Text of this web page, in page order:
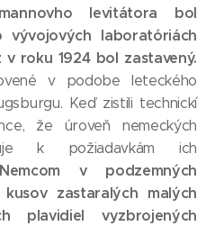
levitátora bol
laboratóriách
roku 1924 bol zastavený.
v podobe leteckého
Keď zistili technickí
že úroveň nemeckých
k požiadavkám ich
v podzemných
zastaralých malých
plavidiel vyzbrojených